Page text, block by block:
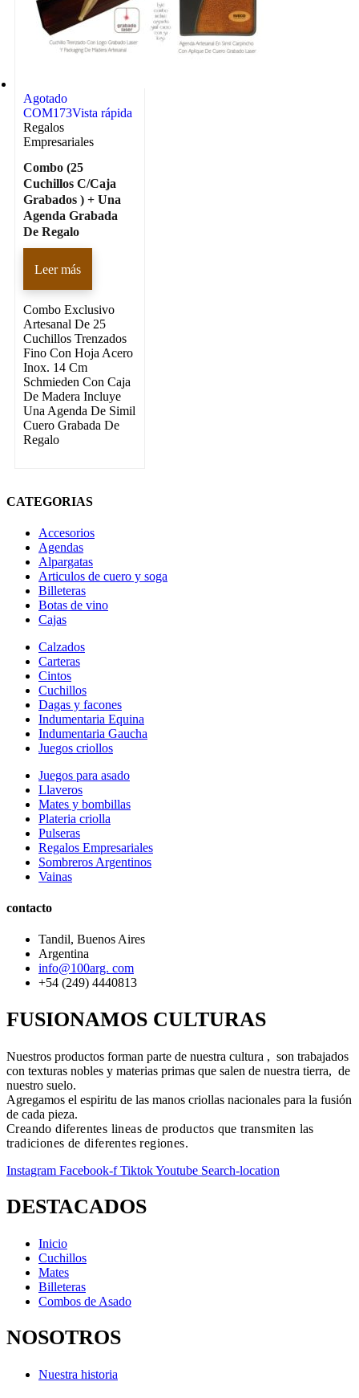
Agotado
COM173Vista rápida
Regalos
Empresariales
Combo (25
Cuchillos C/Caja
Grabados ) + Una
Agenda Grabada
De Regalo
Leer más
Combo Exclusivo
Artesanal De 25
Cuchillos Trenzados
Fino Con Hoja Acero
Inox. 14 Cm
Schmieden Con Caja
De Madera Incluye
Una Agenda De Simil
Cuero Grabada De
Regalo
CATEGORIAS
Accesorios
Agendas
Alpargatas
Articulos de cuero y soga
Billeteras
Botas de vino
Cajas
Calzados
Carteras
Cintos
Cuchillos
Dagas y facones
Indumentaria Equina
Indumentaria Gaucha
Juegos criollos
Juegos para asado
Llaveros
Mates y bombillas
Plateria criolla
Pulseras
Regalos Empresariales
Sombreros Argentinos
Vainas
contacto
Tandil, Buenos Aires
Argentina
info@100arg. com
+54 (249) 4440813
FUSIONAMOS CULTURAS
Nuestros productos forman parte de nuestra cultura , son trabajados
con texturas nobles y materias primas que salen de nuestra tierra, de
nuestro suelo.
Agregamos el espiritu de las manos criollas nacionales para la fusión
de cada pieza.
Creando diferentes lineas de productos que transmiten las
tradiciones de diferentes regiones.
Instagram Facebook-f TiktokYoutube Search-location
DESTACADOS
Inicio
Cuchillos
Mates
Billeteras
Combos de Asado
NOSOTROS
Nuestra historia